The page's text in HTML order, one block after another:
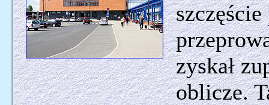
zyskał
oblicze.